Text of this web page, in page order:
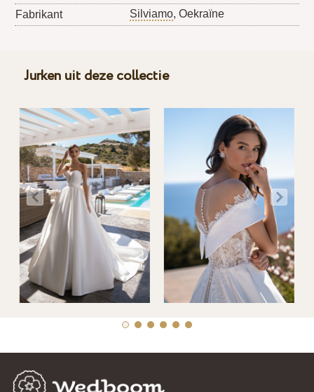
Fabrikant
Silviamo, Oekraïne
Jurken uit deze collectie